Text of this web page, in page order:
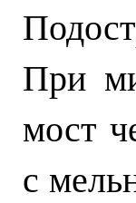
При
мост
с